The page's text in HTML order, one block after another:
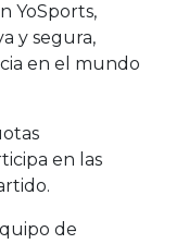
YoSports,
y segura,
en el mundo
en las
de